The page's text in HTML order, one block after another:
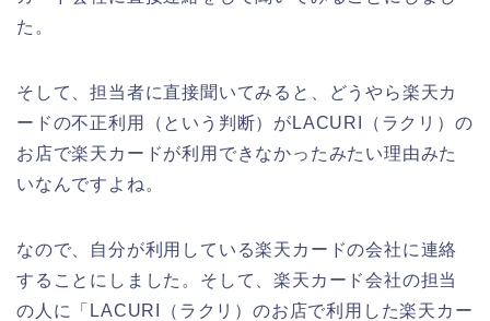
た。
そして、担当者に直接聞いてみると、どうやら楽天カ
ードの不正利用（という判断）がLACURI（ラクリ）の
お店で楽天カードが利用できなかったみたい理由みた
いなんですよね。
なので、自分が利用している楽天カードの会社に連絡
することにしました。そして、楽天カード会社の担当
の人に「LACURI（ラクリ）のお店で利用した楽天カー